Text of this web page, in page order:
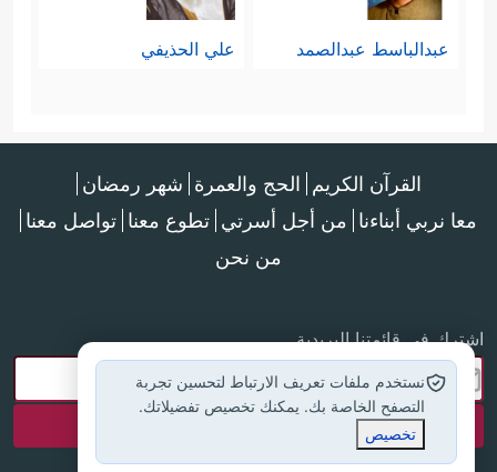
عبدالباسط عبدالصمد علي الحذيفي
القرآن الكريم الحج والعمرة شهر رمضان
معا نربي أبناءنا من أجل أسرتي تطوع معنا تواصل معنا
من نحن
اشترك في قائمتنا البريدية
نستخدم ملفات تعريف الارتباط لتحسين تجربة
التصفح الخاصة بك. يمكنك تخصيص تفضيلاتك.
تخصيص